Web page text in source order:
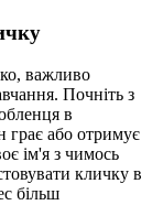
важливо
Почніть з
в
грає або отримує
ім'я з чимось
кличку в
більш